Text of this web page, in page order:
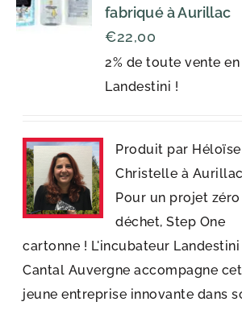
fabriqué à Aurillac
2% de toute vente
Landestini !
€22,00
Produit par
Christelle à
Pour un projet zéro
déchet, Step One
cartonne ! L'incubateur Landestini
Cantal Auvergne accompagne
jeune entreprise innovante dans